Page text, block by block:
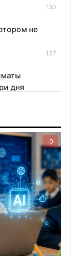
130
не
137
дня
возле села
182
Азии в
243
182
0